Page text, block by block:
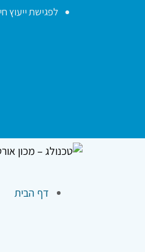
לפגישת ייעוץ חינם 03-
דף הבית